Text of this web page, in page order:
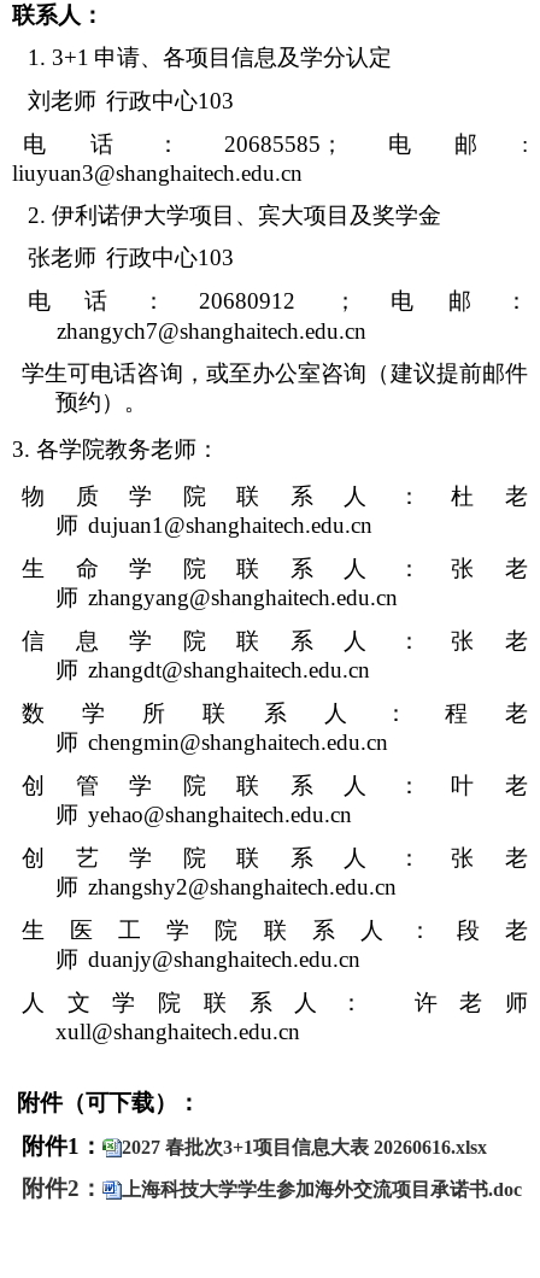
联系人：
1. 3+1 申请、各项目信息及学分认定
刘老师 行政中心103
电话： 20685585 ；电邮 :
liuyuan3@shanghaitech.edu.cn
2. 伊利诺伊大学项目、宾大项目及奖学金
张老师 行政中心103
电话： 20680912
；电邮：
zhangych7@shanghaitech.edu.cn
学生可电话咨询，或至办公室咨询（建议提前邮件
预约）。
3. 各学院教务老师：
物质学院联系人：杜老
师 dujuan1@shanghaitech.edu.cn
生命学院联系人：张老
师 zhangyang@shanghaitech.edu.cn
信息学院联系人：张老
师 zhangdt@shanghaitech.edu.cn
数学所联系人：程老
师 chengmin@shanghaitech.edu.cn
创管学院联系人：叶老
师 yehao@shanghaitech.edu.cn
创艺学院联系人：张老
师 zhangshy2@shanghaitech.edu.cn
生医工学院联系人：段老
师 duanjy@shanghaitech.edu.cn
人文学院联系人： 许老师
xull@shanghaitech.edu.cn
附件（可下载）：
附件1 ： 2027 春批次3+1项目信息大表 20260616.xlsx
附件2 ： 上海科技大学学生参加海外交流项目承诺书.doc